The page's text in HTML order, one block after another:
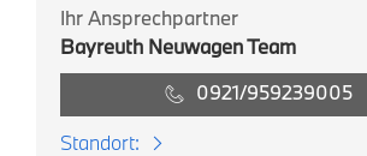
Ihr Ansprechpartner
Bayreuth Neuwagen Team
0921/959239005
Standort: